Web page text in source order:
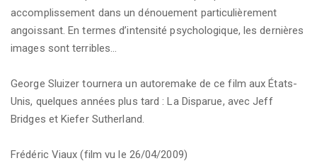
accomplissement dans un dénouement particulièrement
angoissant. En termes d’intensité psychologique, les dernières
images sont terribles…
George Sluizer tournera un autoremake de ce film aux États-
Unis, quelques années plus tard : La Disparue, avec Jeff
Bridges et Kiefer Sutherland.
Frédéric Viaux (film vu le 26/04/2009)